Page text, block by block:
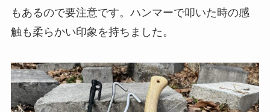
もあるので要注意です。ハンマーで叩いた時の感
触も柔らかい印象を持ちました。